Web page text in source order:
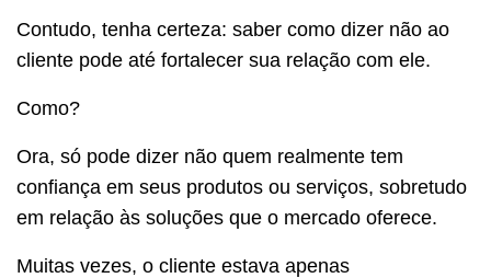
Contudo, tenha certeza: saber como dizer não ao
cliente pode até fortalecer sua relação com ele.
Como?
Ora, só pode dizer não quem realmente tem
confiança em seus produtos ou serviços, sobretudo
em relação às soluções que o mercado oferece.
Muitas vezes, o cliente estava apenas